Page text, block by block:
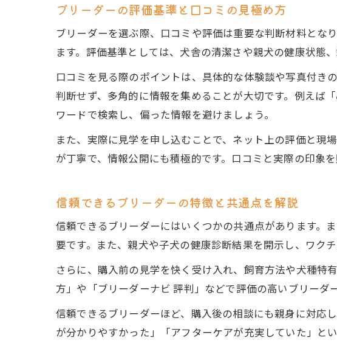
悪質
ブリ
実際の体
ブリ
みん
口コ
トラブル
ブリ
みん
評価
ブ
口
購入前に
ブリーダーの評価基準と口コミの見極め方
ブリーダーを選ぶ際、口コミや評価は重要な判断材料とな
ます。評価基準としては、犬舎の清潔さや親犬の健康状態
口コミを見る際のポイントは、具体的な体験談や写真付き
判断せず、多角的に情報を集めることが大切です。例えば
ワードで検索し、偏った情報を避けましょう。
また、実際に見学を申し込むことで、ネット上の評価と
が丁寧で、情報公開にも積極的です。口コミと実際の印象
信頼できるブリーダーの特徴と共通点を解説
信頼できるブリーダーにはいくつかの共通点があります。
要です。また、親犬や子犬の健康診断結果を開示し、ワク
さらに、購入前の見学を快く受け入れ、飼育方法や犬種特
方」や「ブリーダーナビ 評判」などで評価の高いブリーダ
信頼できるブリーダーほど、購入後の相談にも親身に対応
が分かりやすかった」「アフターケアが充実していた」と